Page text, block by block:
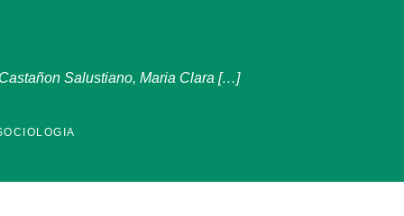
Salustiano, Maria Clara […]